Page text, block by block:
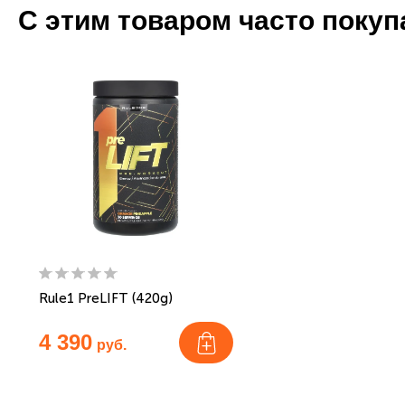
С этим товаром часто
Rule1 PreLIFT (420g)
4 390 руб.